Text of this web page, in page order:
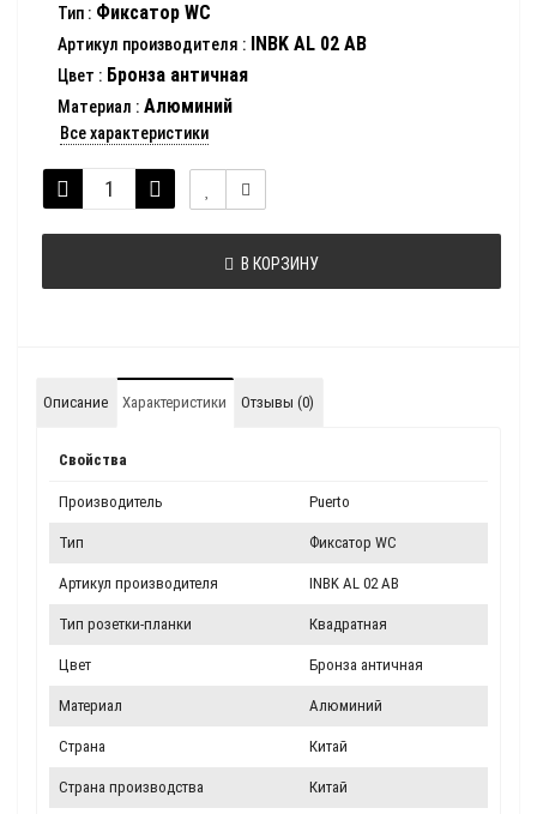
Тип : Фиксатор WC
Артикул производителя : INBK AL 02 AB
Цвет : Бронза античная
Материал : Алюминий
Все характеристики
В КОРЗИНУ
Описание Характеристики Отзывы (0)
Свойства
Производитель Puerto
Тип Фиксатор WC
Артикул производителя INBK AL 02 AB
Тип розетки-планки Квадратная
Цвет Бронза античная
Материал Алюминий
Страна Китай
Страна производства Китай